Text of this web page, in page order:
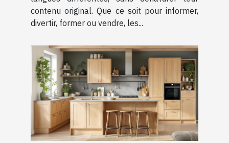
contenu original. Que ce soit pour informer,
divertir, former ou vendre, les...